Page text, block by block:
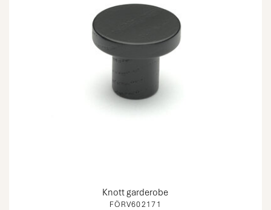
FÖRV602171
Knott garderobe